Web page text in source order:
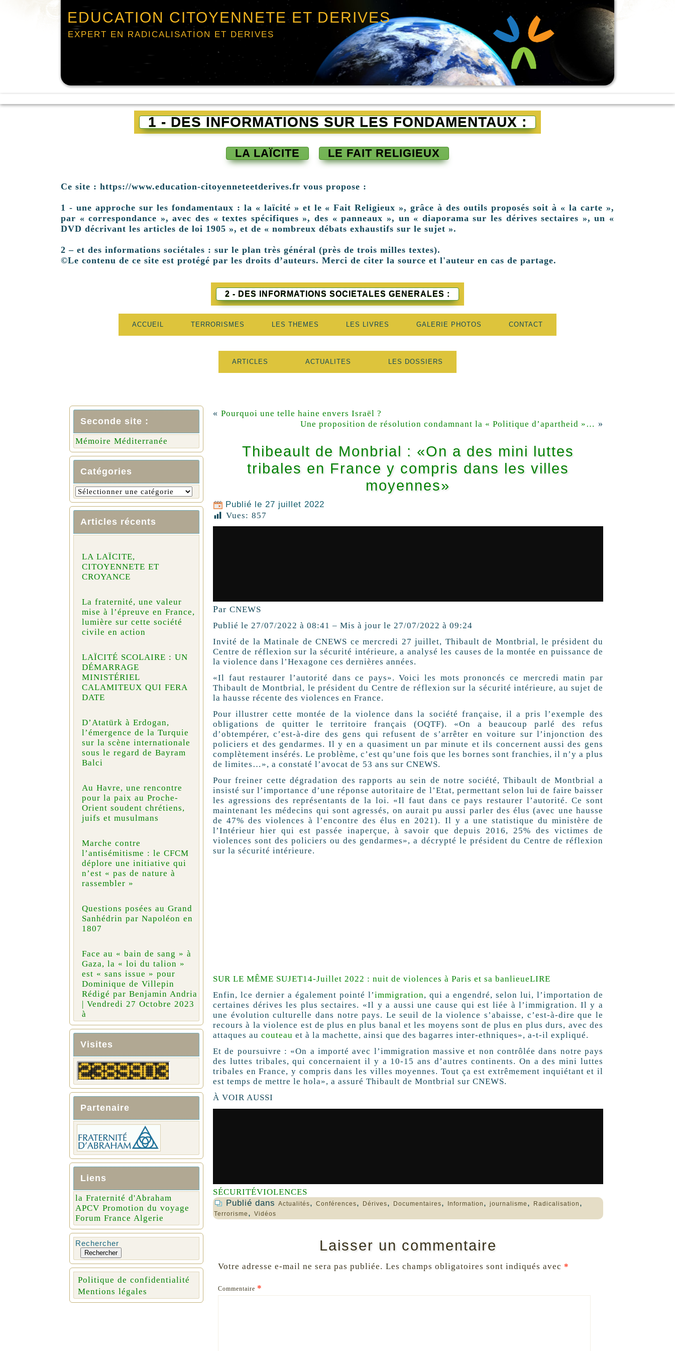
EDUCATION CITOYENNETE ET DERIVES
EXPERT EN RADICALISATION ET DERIVES
1 - DES INFORMATIONS SUR LES FONDAMENTAUX :
LA LAÏCITE LE FAIT RELIGIEUX
Ce site : https://www.education-citoyenneteetderives.fr vous propose :
1 - une approche sur les fondamentaux : la « laïcité » et le « Fait Religieux », grâce à des outils proposés soit à « la carte »,
par « correspondance », avec des « textes spécifiques », des « panneaux », un « diaporama sur les dérives sectaires », un «
DVD décrivant les articles de loi 1905 », et de « nombreux débats exhaustifs sur le sujet ».
2 – et des informations sociétales : sur le plan très général (près de trois milles textes).
©Le contenu de ce site est protégé par les droits d’auteurs. Merci de citer la source et l'auteur en cas de partage.
2 - DES INFORMATIONS SOCIETALES GENERALES :
ACCUEIL TERRORISMES LES THEMES LES LIVRES GALERIE PHOTOS CONTACT
ARTICLES ACTUALITES LES DOSSIERS
Seconde site :
Mémoire Méditerranée
Catégories
Articles récents
LA LAÏCITE,
CITOYENNETE ET
CROYANCE
La fraternité, une valeur
mise à l’épreuve en France,
lumière sur cette société
civile en action
LAÏCITÉ SCOLAIRE : UN
DÉMARRAGE
MINISTÉRIEL
CALAMITEUX QUI FERA
DATE
D’Atatürk à Erdogan,
l’émergence de la Turquie
sur la scène internationale
sous le regard de Bayram
Balci
Au Havre, une rencontre
pour la paix au Proche-
Orient soudent chrétiens,
juifs et musulmans
Marche contre
l’antisémitisme : le CFCM
déplore une initiative qui
n’est « pas de nature à
rassembler »
Questions posées au Grand
Sanhédrin par Napoléon en
1807
Face au « bain de sang » à
Gaza, la « loi du talion »
est « sans issue » pour
Dominique de Villepin
Rédigé par Benjamin Andria
| Vendredi 27 Octobre 2023
à
Visites
Partenaire
Liens
la Fraternité d'Abraham
APCV Promotion du voyage
Forum France Algerie
Rechercher
Rechercher
Politique de confidentialité
Mentions légales
« Pourquoi une telle haine envers Israël ?
Une proposition de résolution condamnant la « Politique d’apartheid »… »
Thibeault de Monbrial : «On a des mini luttes
tribales en France y compris dans les villes
moyennes»
Publié le 27 juillet 2022
Vues: 857
Par CNEWS
Publié le 27/07/2022 à 08:41 – Mis à jour le 27/07/2022 à 09:24
Invité de la Matinale de CNEWS ce mercredi 27 juillet, Thibault de Montbrial, le président du
Centre de réflexion sur la sécurité intérieure, a analysé les causes de la montée en puissance de
la violence dans l’Hexagone ces dernières années.
«Il faut restaurer l’autorité dans ce pays». Voici les mots prononcés ce mercredi matin par
Thibault de Montbrial, le président du Centre de réflexion sur la sécurité intérieure, au sujet de
la hausse récente des violences en France.
Pour illustrer cette montée de la violence dans la société française, il a pris l’exemple des
obligations de quitter le territoire français (OQTF). «On a beaucoup parlé des refus
d’obtempérer, c’est-à-dire des gens qui refusent de s’arrêter en voiture sur l’injonction des
policiers et des gendarmes. Il y en a quasiment un par minute et ils concernent aussi des gens
complètement insérés. Le problème, c’est qu’une fois que les bornes sont franchies, il n’y a plus
de limites…», a constaté l’avocat de 53 ans sur CNEWS.
Pour freiner cette dégradation des rapports au sein de notre société, Thibault de Montbrial a
insisté sur l’importance d’une réponse autoritaire de l’Etat, permettant selon lui de faire baisser
les agressions des représentants de la loi. «Il faut dans ce pays restaurer l’autorité. Ce sont
maintenant les médecins qui sont agressés, on aurait pu aussi parler des élus (avec une hausse
de 47% des violences à l’encontre des élus en 2021). Il y a une statistique du ministère de
l’Intérieur hier qui est passée inaperçue, à savoir que depuis 2016, 25% des victimes de
violences sont des policiers ou des gendarmes», a décrypté le président du Centre de réflexion
sur la sécurité intérieure.
SUR LE MÊME SUJET14-Juillet 2022 : nuit de violences à Paris et sa banlieueLIRE
Enfin, lce dernier a également pointé l’immigration, qui a engendré, selon lui, l’importation de
certaines dérives les plus sectaires. «Il y a aussi une cause qui est liée à l’immigration. Il y a
une évolution culturelle dans notre pays. Le seuil de la violence s’abaisse, c’est-à-dire que le
recours à la violence est de plus en plus banal et les moyens sont de plus en plus durs, avec des
attaques au couteau et à la machette, ainsi que des bagarres inter-ethniques», a-t-il expliqué.
Et de poursuivre : «On a importé avec l’immigration massive et non contrôlée dans notre pays
des luttes tribales, qui concernaient il y a 10-15 ans d’autres continents. On a des mini luttes
tribales en France, y compris dans les villes moyennes. Tout ça est extrêmement inquiétant et il
est temps de mettre le hola», a assuré Thibault de Montbrial sur CNEWS.
À VOIR AUSSI
SÉCURITÉVIOLENCES
Publié dans Actualités, Conférences, Dérives, Documentaires, Information , journalisme , Radicalisation ,
Terrorisme , Vidéos
Laisser un commentaire
Votre adresse e-mail ne sera pas publiée. Les champs obligatoires sont indiqués avec *
Commentaire *